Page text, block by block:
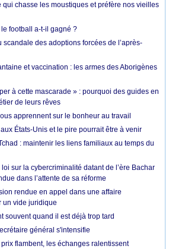
qui chasse les moustiques et préfère nos vieilles
football a-t-il gagné ?
scandale des adoptions forcées de l’après-
et vaccination : les armes des Aborigènes
à cette mascarade » : pourquoi des guides en
de leurs rêves
apprennent sur le bonheur au travail
États-Unis et le pire pourrait être à venir
: maintenir les liens familiaux au temps du
sur la cybercriminalité datant de l’ère Bachar
dans l’attente de sa réforme
rendue en appel dans une affaire
un vide juridique
souvent quand il est déjà trop tard
général s'intensifie
flambent, les échanges ralentissent